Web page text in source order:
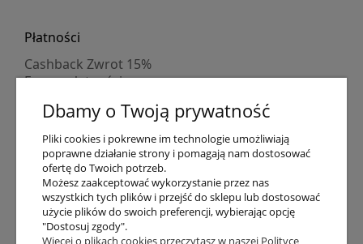
Płatności
Cashback Zwrot 15%
Formy płatności
Numer konta
PayPo kupujesz, nie płacisz
Progi rabatowe
Promocje
Dostawa
Czas wysyłki
Dbamy o Twoją prywatność
Pliki cookies i pokrewne im technologie umożliwiają
poprawne działanie strony i pomagają nam dostosować
ofertę do Twoich potrzeb.
Możesz zaakceptować wykorzystanie przez nas
wszystkich tych plików i przejść do sklepu lub dostosować
użycie plików do swoich preferencji, wybierając opcję
"Dostosuj zgody".
Więcej o plikach cookies przeczytasz w naszej Polityce